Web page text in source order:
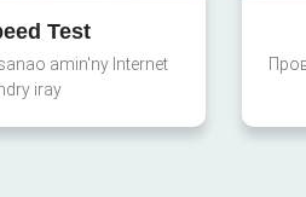
Test
amin'ny Internet
iray